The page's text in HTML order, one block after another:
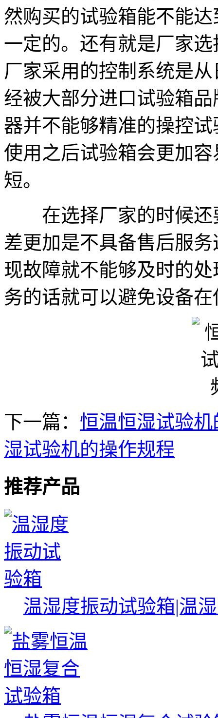
然购买的试验箱能不能
一定的。还有就是厂家
厂家采用的控制系统是
经被大部分进口试验箱
器并不能够精准的操控
使用之后试验箱会更加
短。
在选择厂家的时候还
差更加是不具备售后服
现故障就不能够及时的
务的话就可以避免设备
下一篇： 恒温恒湿试验
湿试验机的操作规程
推荐产品
温湿度振动试验箱|温